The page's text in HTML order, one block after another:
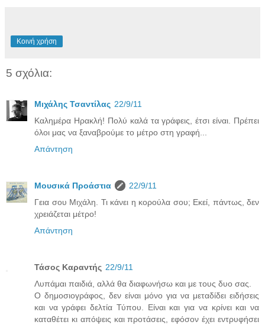
Κοινή χρήση
5 σχόλια:
Μιχάλης Τσαντίλας 22/9/11
Καλημέρα Ηρακλή! Πολύ καλά τα γράφεις, έτσι είναι. Πρέπει
όλοι μας να ξαναβρούμε το μέτρο στη γραφή...
Απάντηση
Μουσικά Προάστια
22/9/11
Γεια σου Μιχάλη. Τι κάνει η κορούλα σου; Εκεί, πάντως, δεν
χρειάζεται μέτρο!
Απάντηση
Τάσος Καραντής 22/9/11
Λυπάμαι παιδιά, αλλά θα διαφωνήσω και με τους δυο σας.
Ο δημοσιογράφος, δεν είναι μόνο για να μεταδίδει ειδήσεις
και να γράφει δελτία Τύπου. Είναι και για να κρίνει και να
καταθέτει κι απόψεις και προτάσεις, εφόσον έχει εντρυφήσει